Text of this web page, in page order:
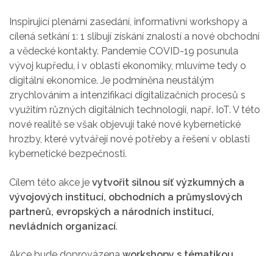
Inspirující plenární zasedání, informativní workshopy a
cílená setkání 1: 1 slibují získání znalostí a nové obchodní
a vědecké kontakty. Pandemie COVID-19 posunula
vývoj kupředu, i v oblasti ekonomiky, mluvíme tedy o
digitální ekonomice. Je podmíněna neustálým
zrychlováním a intenzifikací digitalizačních procesů s
využitím různých digitálních technologií, např. IoT. V této
nové realitě se však objevují také nové kybernetické
hrozby, které vytvářejí nové potřeby a řešení v oblasti
kybernetické bezpečnosti.
Cílem této akce je vytvořit silnou síť výzkumných a
vývojových institucí, obchodních a průmyslových
partnerů, evropských a národních institucí,
nevládních organizací.